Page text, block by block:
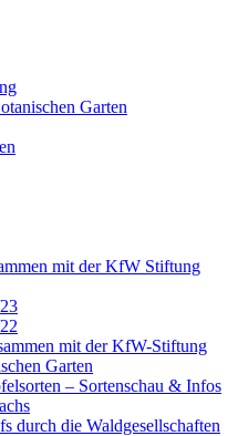
Garten
mit der KfW Stiftung
mit der KfW-Stiftung
Garten
– Sortenschau & Infos
durch die Waldgesellschaften